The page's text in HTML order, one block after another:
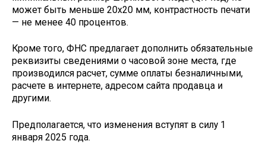
может быть меньше 20x20 мм, контрастность печати
— не менее 40 процентов.
Кроме того, ФНС предлагает дополнить обязательные
реквизиты сведениями о часовой зоне места, где
производился расчет, сумме оплаты безналичными,
расчете в интернете, адресом сайта продавца и
другими.
Предполагается, что изменения вступят в силу 1
января 2025 года.